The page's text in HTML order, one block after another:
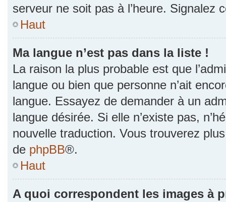
serveur ne soit pas à l’heure. Signalez
Haut
Ma langue n’est pas dans la liste !
La raison la plus probable est que
langue ou bien que personne n’ait
langue. Essayez de demander à un
langue désirée. Si elle n’existe pas,
nouvelle traduction. Vous trouverez
de phpBB®.
Haut
A quoi correspondent les images à